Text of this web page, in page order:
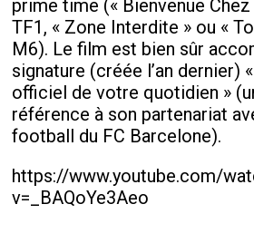
prime time (« Bienvenue
TF1, « Zone Interdite » ou «
M6). Le film est bien sûr
signature (créée l’an dernier)
officiel de votre quotidien »
référence à son partenariat
football du FC Barcelone).
https://www.youtube.com/
v=_BAQoYe3Aeo